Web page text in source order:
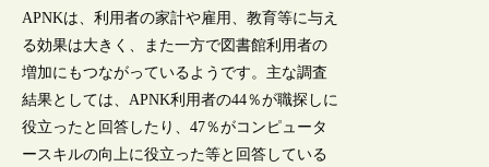
APNKは、利用者の家計や雇用、教育等に与え
る効果は大きく、また一方で図書館利用者の
増加にもつながっているようです。主な調査
結果としては、APNK利用者の44％が職探しに
役立ったと回答したり、47％がコンピュータ
ースキルの向上に役立った等と回答している